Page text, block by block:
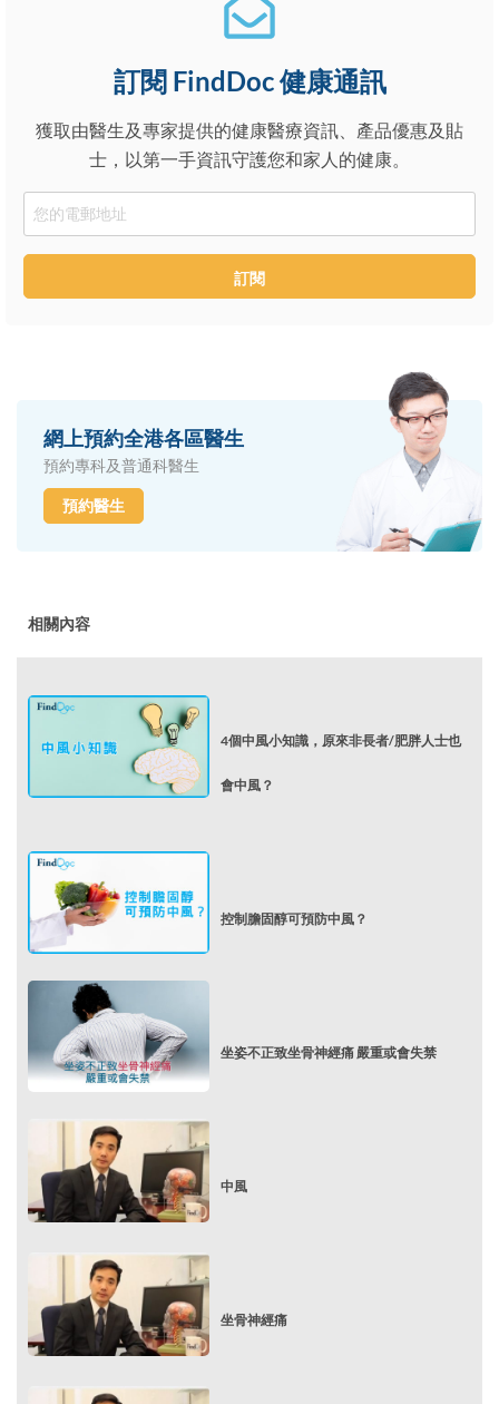
訂閱 FindDoc 健康通訊
獲取由醫生及專家提供的健康醫療資訊、產品優惠及貼
士，以第一手資訊守護您和家人的健康。
Email
訂閱
網上預約全港各區醫生
預約專科及普通科醫生
預約醫生
相關內容
4個中風小知識，原來非長者/肥胖人士也
會中風？
控制膽固醇可預防中風？
坐姿不正致坐骨神經痛 嚴重或會失禁
中風
坐骨神經痛